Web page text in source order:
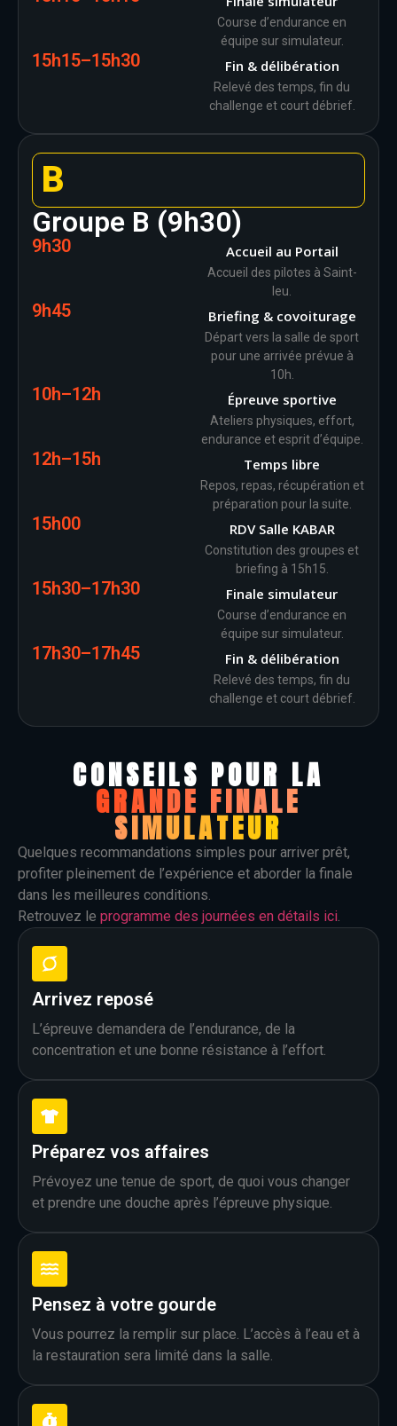
Course d’endurance en
équipe sur simulateur.
15h15–15h30 Fin & délibération
Relevé des temps, fin du
challenge et court débrief.
B
Groupe B (9h30)
9h30 Accueil au Portail
Accueil des pilotes à Saint-
leu.
9h45 Briefing & covoiturage
Départ vers la salle de sport
pour une arrivée prévue à
10h.
10h–12h Épreuve sportive
Ateliers physiques, effort,
endurance et esprit d’équipe.
12h–15h Temps libre
Repos, repas, récupération et
préparation pour la suite.
15h00 RDV Salle KABAR
Constitution des groupes et
briefing à 15h15.
15h30–17h30 Finale simulateur
Course d’endurance en
équipe sur simulateur.
17h30–17h45 Fin & délibération
Relevé des temps, fin du
challenge et court débrief.
CONSEILS POUR LA
GRANDE FINALE
SIMULATEUR
Quelques recommandations simples pour arriver prêt,
profiter pleinement de l’expérience et aborder la finale
dans les meilleures conditions.
Retrouvez le programme des journées en détails ici
Arrivez reposé
L’épreuve demandera de l’endurance, de la
concentration et une bonne résistance à l’effort.
Préparez vos affaires
Prévoyez une tenue de sport, de quoi vous changer
et prendre une douche après l’épreuve physique.
Pensez à votre gourde
Vous pourrez la remplir sur place. L’accès à l’eau et à
la restauration sera limité dans la salle.